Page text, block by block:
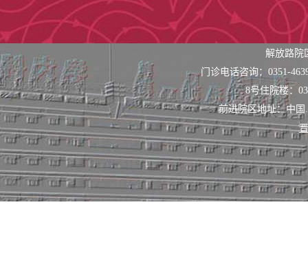
解放路
门诊电话咨询：0351-
8号住院楼：
前进院区地址：中